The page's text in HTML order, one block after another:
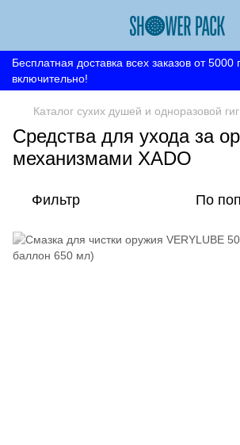
Бесплатная доставка всех заказов от
включительно!
Каталог сухих душей и одноразовой
Средства для ухода за
механизмами XADO
Фильтр По